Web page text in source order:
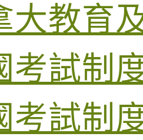
大教育
考試制
考試制